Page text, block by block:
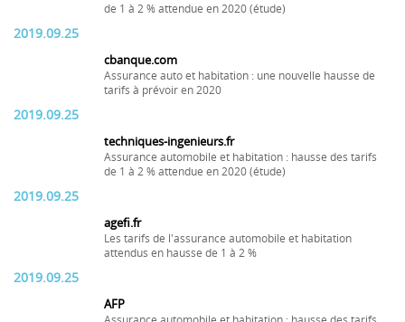
de 1 à 2 % attendue en 2020 (étude)
2019.09.25
cbanque.com
Assurance auto et habitation : une nouvelle hausse de
tarifs à prévoir en 2020
2019.09.25
techniques-ingenieurs.fr
Assurance automobile et habitation : hausse des tarifs
de 1 à 2 % attendue en 2020 (étude)
2019.09.25
agefi.fr
Les tarifs de l'assurance automobile et habitation
attendus en hausse de 1 à 2 %
2019.09.25
AFP